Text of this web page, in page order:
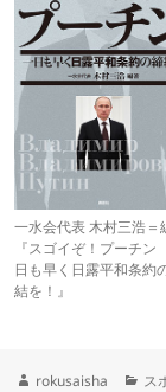
一水会代表 木村三浩＝
『スゴイぞ！プーチ
日も早く日露平和条約
結を！』
作
rokusaisha
カ
ス